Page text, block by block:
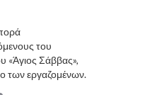
του
«Άγιος Σάββας»,
των εργαζομένων.